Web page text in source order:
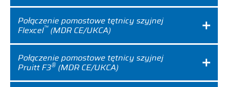
Połączenie pomostowe tętnicy szyjnej
Flexcel™ (MDR CE/UKCA)
Połączenie pomostowe tętnicy szyjnej
Pruitt F3® (MDR CE/UKCA)